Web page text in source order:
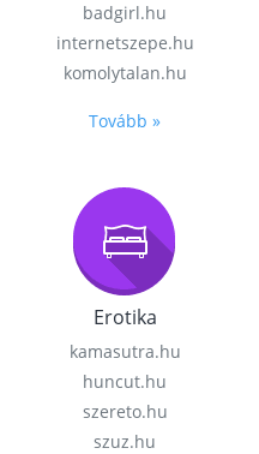
badgirl.hu
internetszepe.hu
komolytalan.hu
Tovább »
Erotika
kamasutra.hu
huncut.hu
szereto.hu
szuz.hu